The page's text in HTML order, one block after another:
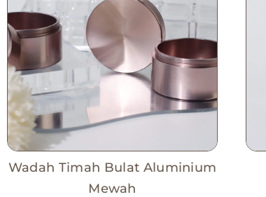
Wadah Timah Bulat Aluminium
Mewah